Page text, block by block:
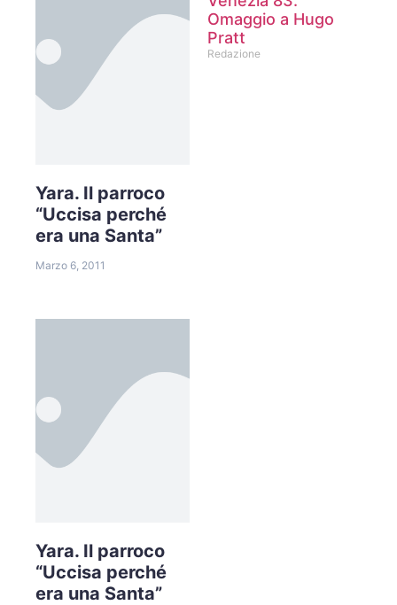
Yara. Il parroco
“Uccisa perché
era una Santa”
Marzo 6, 2011
Yara. Il parroco
“Uccisa perché
era una Santa”
Omaggio a Hugo
Pratt
Redazione